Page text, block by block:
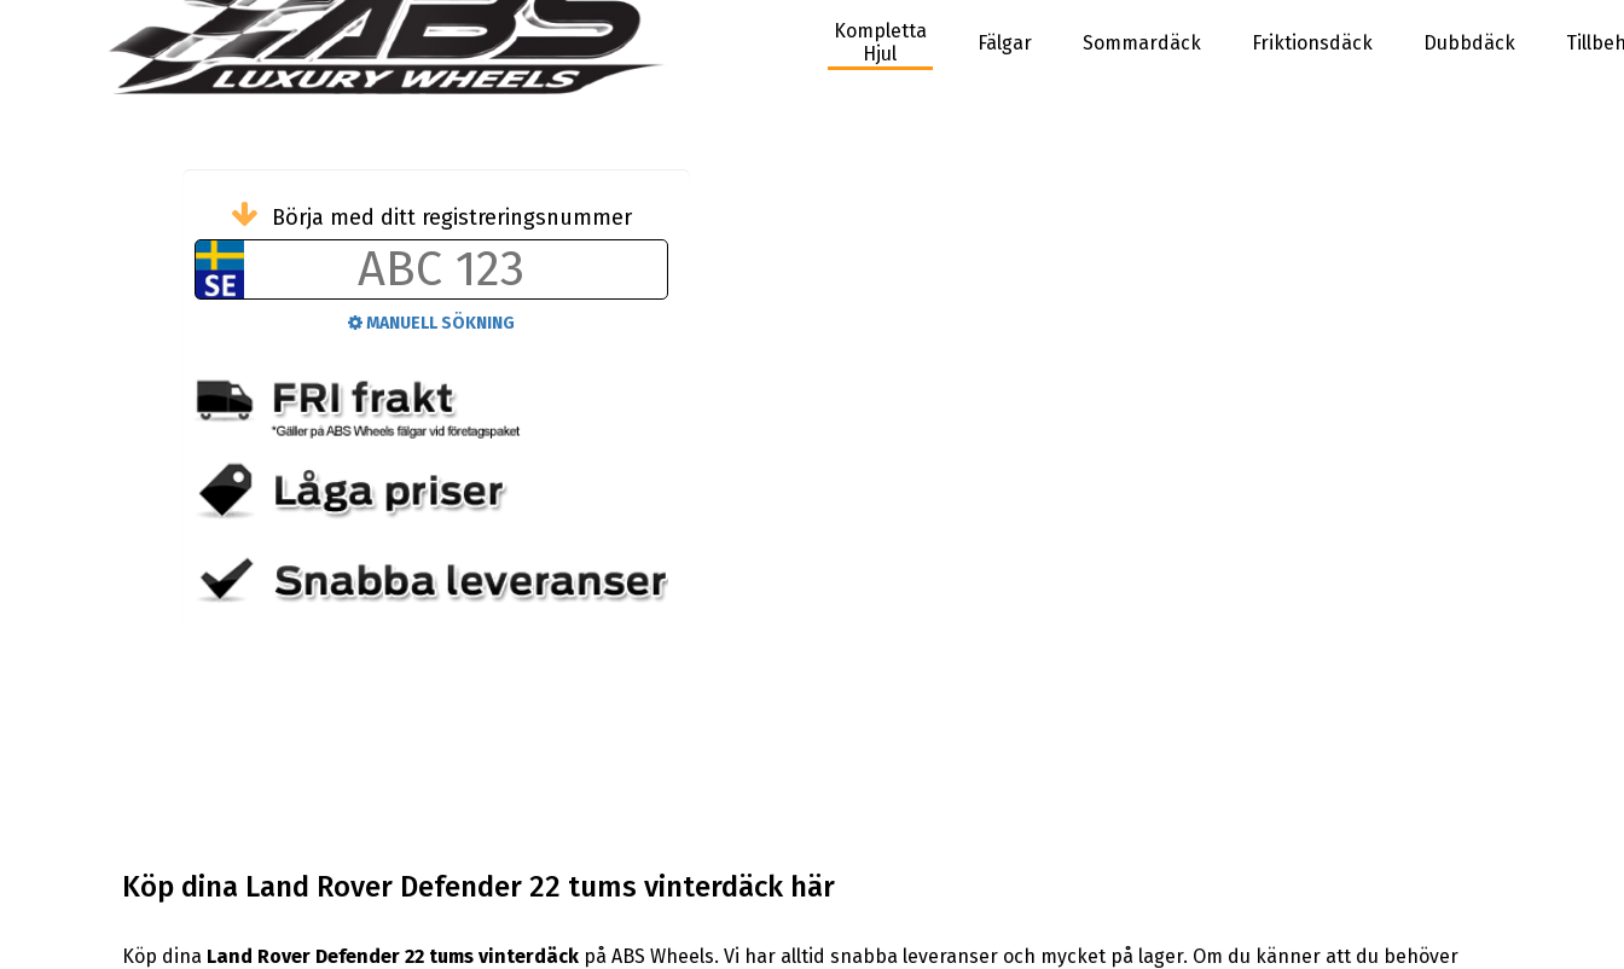
Kompletta
Hjul
Fälgar Sommardäck Friktionsdäck Dubbdäck
Börja med ditt registreringsnummer
MANUELL SÖKNING
Köp dina Land Rover Defender 22 tums vinterdäck här
Köp dina Land Rover Defender 22 tums vinterdäckpå ABS Wheels. Vi har alltid snabba leveranser och mycket på lager. Om du känner att du behöver